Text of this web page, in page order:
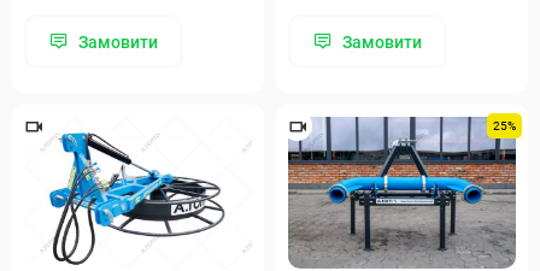
Замовити Замовити
25%